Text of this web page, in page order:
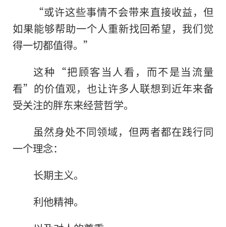
“或许这些事情不会带来直接收益，但
如果能够帮助一个人重新找回希望，我们觉
得一切都值得。”
这种“把顾客当人看，而不是当流量
看”的价值观，也让许多人联想到近年来备
受关注的胖东来经营哲学。
虽然身处不同领域，但两者都在践行同
一个理念：
长期主义。
利他精神。